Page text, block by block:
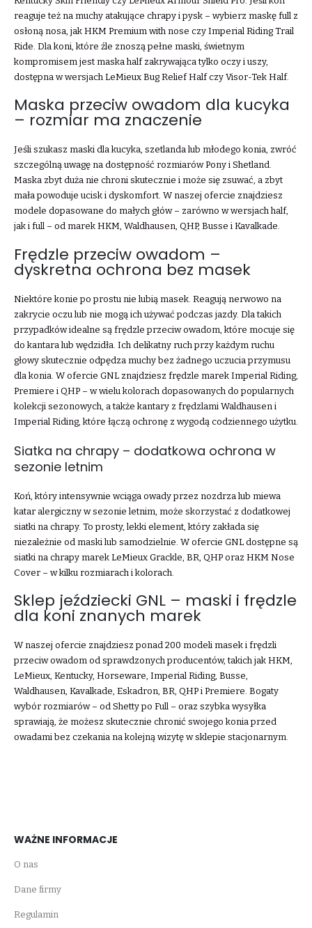
reaguje też na muchy atakujące chrapy i pysk – wybierz maskę full z
osłoną nosa, jak HKM Premium with nose czy Imperial Riding Trail
Ride. Dla koni, które źle znoszą pełne maski, świetnym
kompromisem jest maska half zakrywająca tylko oczy i uszy,
dostępna w wersjach LeMieux Bug Relief Half czy Visor-Tek Half.
Maska przeciw owadom dla kucyka
– rozmiar ma znaczenie
Jeśli szukasz maski dla kucyka, szetlanda lub młodego konia, zwróć
szczególną uwagę na dostępność rozmiarów Pony i Shetland.
Maska zbyt duża nie chroni skutecznie i może się zsuwać, a zbyt
mała powoduje ucisk i dyskomfort. W naszej ofercie znajdziesz
modele dopasowane do małych głów – zarówno w wersjach half,
jak i full – od marek HKM, Waldhausen, QHP, Busse i Kavalkade.
Frędzle przeciw owadom –
dyskretna ochrona bez masek
Niektóre konie po prostu nie lubią masek. Reagują nerwowo na
zakrycie oczu lub nie mogą ich używać podczas jazdy. Dla takich
przypadków idealne są frędzle przeciw owadom, które mocuje się
do kantara lub wędzidła. Ich delikatny ruch przy każdym ruchu
głowy skutecznie odpędza muchy bez żadnego uczucia przymusu
dla konia. W ofercie GNL znajdziesz frędzle marek Imperial Riding,
Premiere i QHP – w wielu kolorach dopasowanych do popularnych
kolekcji sezonowych, a także kantary z frędzlami Waldhausen i
Imperial Riding, które łączą ochronę z wygodą codziennego użytku.
Siatka na chrapy – dodatkowa ochrona w
sezonie letnim
Koń, który intensywnie wciąga owady przez nozdrza lub miewa
katar alergiczny w sezonie letnim, może skorzystać z dodatkowej
siatki na chrapy. To prosty, lekki element, który zakłada się
niezależnie od maski lub samodzielnie. W ofercie GNL dostępne są
siatki na chrapy marek LeMieux Grackle, BR, QHP oraz HKM Nose
Cover – w kilku rozmiarach i kolorach.
Sklep jeździecki GNL – maski i frędzle
dla koni znanych marek
W naszej ofercie znajdziesz ponad 200 modeli masek i frędzli
przeciw owadom od sprawdzonych producentów, takich jak HKM,
LeMieux, Kentucky, Horseware, Imperial Riding, Busse,
Waldhausen, Kavalkade, Eskadron, BR, QHP i Premiere. Bogaty
wybór rozmiarów – od Shetty po Full – oraz szybka wysyłka
sprawiają, że możesz skutecznie chronić swojego konia przed
owadami bez czekania na kolejną wizytę w sklepie stacjonarnym.
WAŻNE INFORMACJE
O nas
Dane firmy
Regulamin